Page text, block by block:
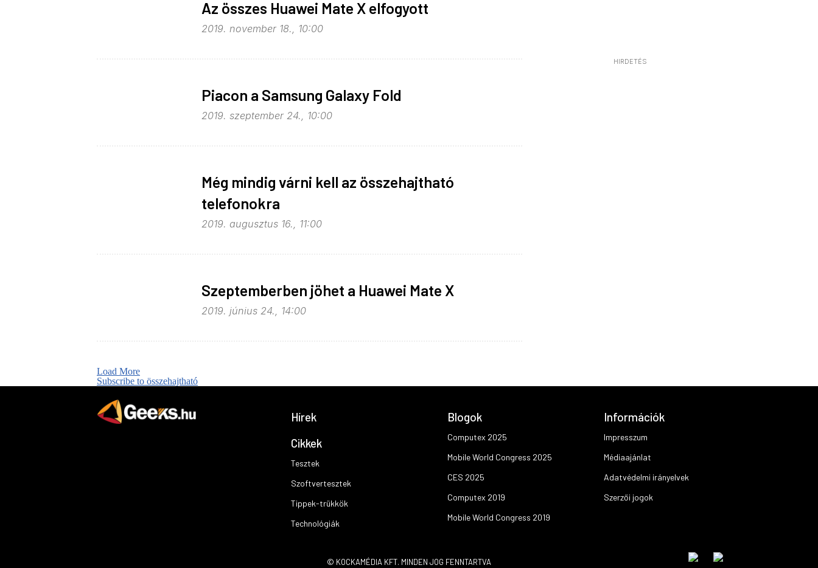
HIRDETÉS
Az összes Huawei Mate X elfogyott
2019. november 18., 10:00
Piacon a Samsung Galaxy Fold
2019. szeptember 24., 10:00
Még mindig várni kell az összehajtható
telefonokra
2019. augusztus 16., 11:00
Szeptemberben jöhet a Huawei Mate X
2019. június 24., 14:00
Load More
Subscribe to összehajtható
Hírek
Cikkek
Tesztek
Szoftvertesztek
Tippek-trükkök
Technológiák
Blogok
Computex 2025
Mobile World Congress 2025
CES 2025
Computex 2019
Mobile World Congress 2019
Információk
Impresszum
Médiaajánlat
Adatvédelmi irányelvek
Szerzői jogok
© KOCKAMÉDIA KFT. MINDEN JOG FENNTARTVA